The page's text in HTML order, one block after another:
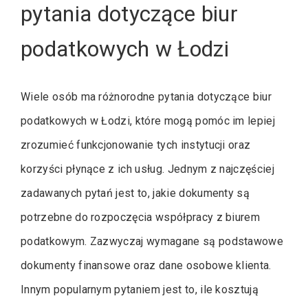
pytania dotyczące biur
podatkowych w Łodzi
Wiele osób ma różnorodne pytania dotyczące biur
podatkowych w Łodzi, które mogą pomóc im lepiej
zrozumieć funkcjonowanie tych instytucji oraz
korzyści płynące z ich usług. Jednym z najczęściej
zadawanych pytań jest to, jakie dokumenty są
potrzebne do rozpoczęcia współpracy z biurem
podatkowym. Zazwyczaj wymagane są podstawowe
dokumenty finansowe oraz dane osobowe klienta.
Innym popularnym pytaniem jest to, ile kosztują